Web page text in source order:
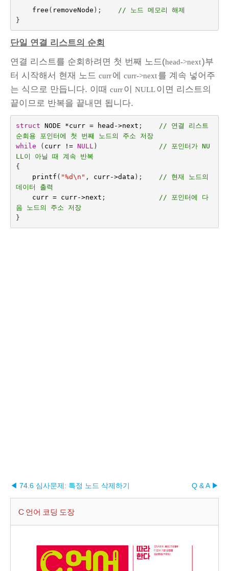
free ( removeNode );
// 노드 메모리 해제
}
단일 연결 리스트의 순회
연결 리스트를 순회하려면 첫 번째 노드(head->next)부
터 시작해서 현재 노드 curr에 curr->next를 계속 넣어주
는 식으로 만듭니다. 이때 curr이 NULL이면 리스트의
끝이므로 반복을 끝내면 됩니다.
struct NODE *curr = head ->next ;
// 연결 리스트
순회용 포인터에 첫 번째 노드의 주소 저장
while
( curr != NULL )
// 포인터가 NU
LL이 아닐 때 계속 반복
{
printf ( "%d\n " , curr->data );
// 현재 노드의
데이터 출력
curr = curr->next ;
// 포인터에 다
음 노드의 주소 저장
}
◀ 74.6 심사문제: 특정 노드 삭제하기 Q & A ▶︎
C 언어 코딩 도장